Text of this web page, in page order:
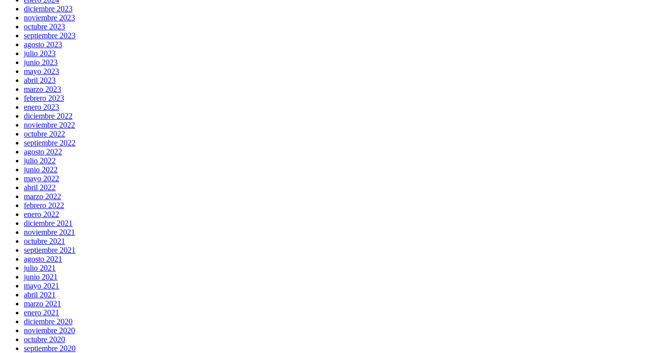
diciembre 2023
noviembre 2023
octubre 2023
septiembre 2023
agosto 2023
julio 2023
junio 2023
mayo 2023
abril 2023
marzo 2023
febrero 2023
enero 2023
diciembre 2022
noviembre 2022
octubre 2022
septiembre 2022
agosto 2022
julio 2022
junio 2022
mayo 2022
abril 2022
marzo 2022
febrero 2022
enero 2022
diciembre 2021
noviembre 2021
octubre 2021
septiembre 2021
agosto 2021
julio 2021
junio 2021
mayo 2021
abril 2021
marzo 2021
enero 2021
diciembre 2020
noviembre 2020
octubre 2020
septiembre 2020